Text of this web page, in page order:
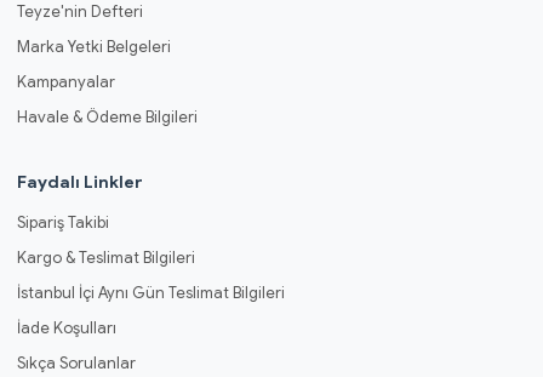
Teyze'nin Defteri
Marka Yetki Belgeleri
Kampanyalar
Havale & Ödeme Bilgileri
Faydalı Linkler
Sipariş Takibi
Kargo & Teslimat Bilgileri
İstanbul İçi Aynı Gün Teslimat Bilgileri
İade Koşulları
Sıkça Sorulanlar